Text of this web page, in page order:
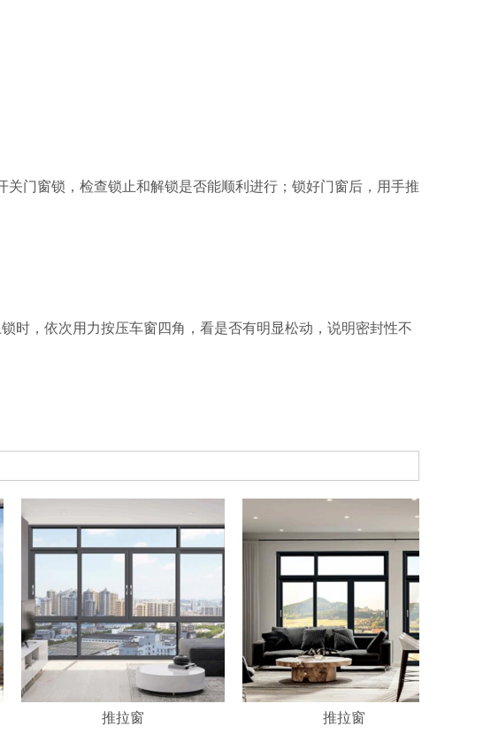
门窗锁，检查锁止和解锁是否能顺利进行；锁好门窗后，用手推
时，依次用力按压车窗四角，看是否有明显松动，说明密封性不
推拉窗 推拉窗